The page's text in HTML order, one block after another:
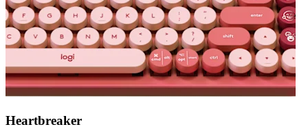
Heartbreaker